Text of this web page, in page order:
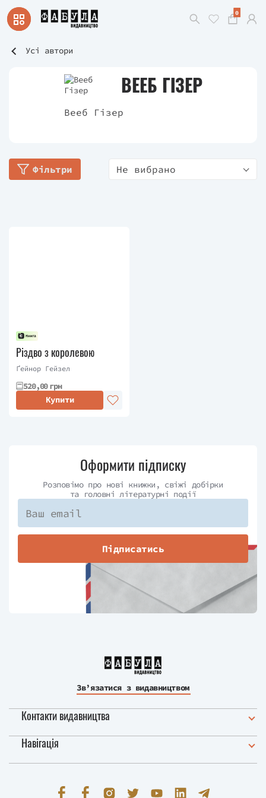
0
Усі автори
ВЕЕБ ГІЗЕР
Вееб Гізер
Фільтри Не вибрано
Різдво з королевою
Ґейнор Гейзел
520,00 грн
Купити
Оформити підписку
Розповімо про нові книжки, свіжі добірки
та головні літературні події
Підписатись
Зв’язатися з видавництвом
Контакти видавництва
Навігація